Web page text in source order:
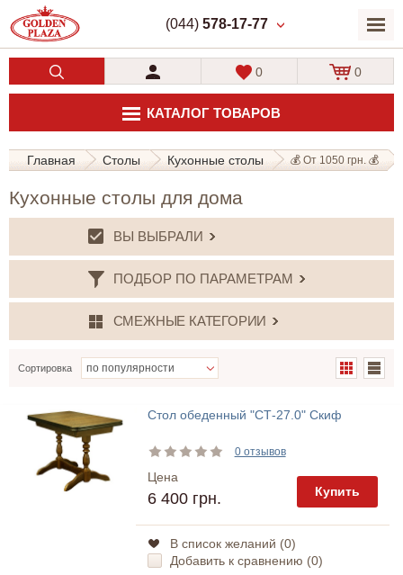
(044) 578-17-77
КАТАЛОГ ТОВАРОВ
0 0
Главная Столы Кухонные столы 💰 От 1050 грн. 💰
Кухонные столы для дома
ВЫ ВЫБРАЛИ
ПОДБОР ПО ПАРАМЕТРАМ
СМЕЖНЫЕ КАТЕГОРИИ
Сортировка
Стол обеденный "СТ-27.0" Скиф
0 отзывов
Цена
6 400 грн. Купить
В список желаний (0)
Добавить к сравнению (0)